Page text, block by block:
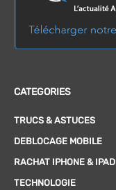
CATEGORIES
TRUCS & ASTUCES
DEBLOCAGE MOBILE
RACHAT IPHONE & IPAD
TECHNOLOGIE